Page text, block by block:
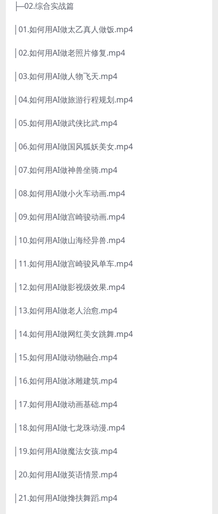
├─02.综合实战篇
│01.如何用AI做太乙真人做饭.mp4
│02.如何用AI做老照片修复.mp4
│03.如何用AI做人物飞天.mp4
│04.如何用AI做旅游行程规划.mp4
│05.如何用AI做武侠比武.mp4
│06.如何用AI做国风狐妖美女.mp4
│07.如何用AI做神兽坐骑.mp4
│08.如何用AI做小火车动画.mp4
│09.如何用AI做宫崎骏动画.mp4
│10.如何用AI做山海经异兽.mp4
│11.如何用AI做宫崎骏风单车.mp4
│12.如何用AI做影视级效果.mp4
│13.如何用AI做老人治愈.mp4
│14.如何用AI做网红美女跳舞.mp4
│15.如何用AI做动物融合.mp4
│16.如何用AI做冰雕建筑.mp4
│17.如何用AI做动画基础.mp4
│18.如何用AI做七龙珠动漫.mp4
│19.如何用AI做魔法女孩.mp4
│20.如何用AI做英语情景.mp4
│21.如何用AI做搀扶舞蹈.mp4